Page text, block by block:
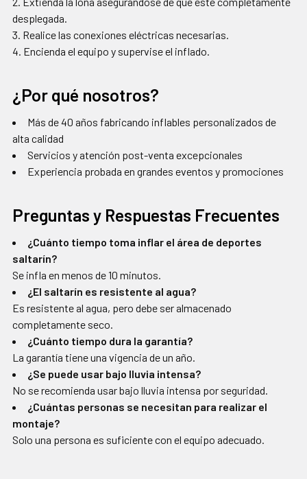
desplegada.
Realice las conexiones eléctricas necesarias.
Encienda el equipo y supervise el inflado.
¿Por qué nosotros?
Más de 40 años fabricando inflables personalizados de
alta calidad
Servicios y atención post-venta excepcionales
Experiencia probada en grandes eventos y promociones
Preguntas y Respuestas Frecuentes
¿Cuánto tiempo toma inflar el área de deportes
saltarín?
Se infla en menos de 10 minutos.
¿El saltarín es resistente al agua?
Es resistente al agua, pero debe ser almacenado
completamente seco.
¿Cuánto tiempo dura la garantía?
La garantía tiene una vigencia de un año.
¿Se puede usar bajo lluvia intensa?
No se recomienda usar bajo lluvia intensa por seguridad.
¿Cuántas personas se necesitan para realizar el
montaje?
Solo una persona es suficiente con el equipo adecuado.